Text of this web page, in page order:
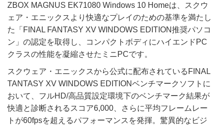
ZBOX MAGNUS EK71080 Windows 10 Homeは、スクウ
ェア・エニックスより快適なプレイのための基準を満たし
た「FINAL FANTASY XV WINDOWS EDITION推奨パソコ
ン」の認定を取得し、コンパクトボディにハイエンドPC
クラスの性能を凝縮させたミニPCです。
スクウェア・エニックスから公式に配布されているFINAL
TANTASY XV WINDOWS EDITIONベンチマークソフトに
おいて、フルHD/高品質設定環境下のベンチマーク結果が
快適と診断されるスコア6,000、さらに平均フレームレー
トが60fpsを超えるパフォーマンスを発揮。驚異的なビジ